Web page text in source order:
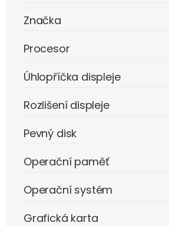
Značka
Procesor
Úhlopříčka displeje
Rozlišení displeje
Pevný disk
Operační paměť
Operační systém
Grafická karta